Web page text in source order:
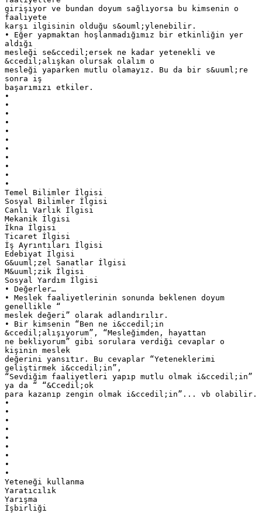
girişiyor ve bundan doyum sağlıyorsa bu kimsenin o
faaliyete
karşı ilgisinin olduğu s&ouml;ylenebilir.
• Eğer yapmaktan hoşlanmadığımız bir etkinliğin yer
aldığı
mesleği se&ccedil;ersek ne kadar yetenekli ve
&ccedil;alışkan olursak olalım o
mesleği yaparken mutlu olamayız. Bu da bir s&uuml;re
sonra iş
başarımızı etkiler.
•
•
•
•
•
•
•
•
•
•
•
Temel Bilimler İlgisi
Sosyal Bilimler İlgisi
Canlı Varlık İlgisi
Mekanik İlgisi
İkna İlgisi
Ticaret İlgisi
İş Ayrıntıları İlgisi
Edebiyat İlgisi
G&uuml;zel Sanatlar İlgisi
M&uuml;zik İlgisi
Sosyal Yardım İlgisi
• Değerler…
• Meslek faaliyetlerinin sonunda beklenen doyum
genellikle “
meslek değeri” olarak adlandırılır.
• Bir kimsenin “Ben ne i&ccedil;in
&ccedil;alışıyorum”, “Mesleğimden, hayattan
ne bekliyorum” gibi sorulara verdiği cevaplar o
kişinin meslek
değerini yansıtır. Bu cevaplar “Yeteneklerimi
geliştirmek i&ccedil;in”,
“Sevdiğim faaliyetleri yapıp mutlu olmak i&ccedil;in”
ya da “ “&Ccedil;ok
para kazanıp zengin olmak i&ccedil;in”... vb olabilir.
•
•
•
•
•
•
•
•
•
Yeteneği kullanma
Yaratıcılık
Yarışma
İşbirliği